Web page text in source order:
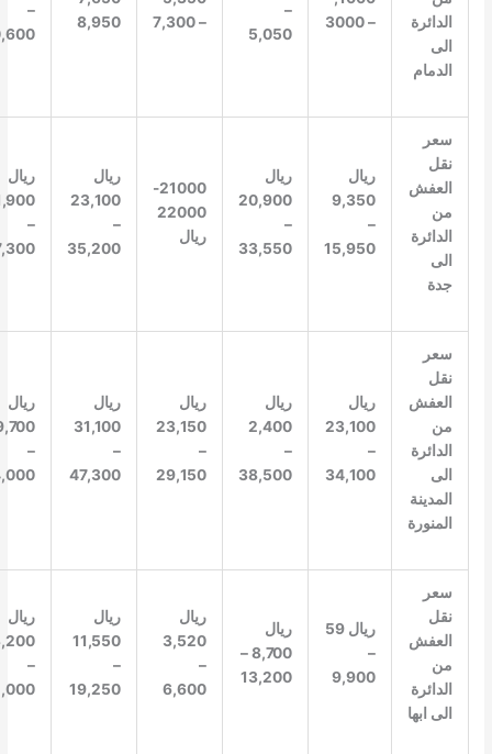
الدائرة
5,050
8,950
10,600
العفش
الدائرة
9,350
15,950
20,900
33,550
21000-
22000
23,100
35,200
31,900
47,300
العفش
الدائرة
المدينة
المنورة
ريال
23,100
34,100
2,400
38,500
23,150
29,150
31,100
47,300
29,700
44,000
العفش
الدائرة
الى ابها
ريال 59
–
9,900
ريال
8,700 –
13,200
3,520
6,600
11,550
19,250
13,200
22,000